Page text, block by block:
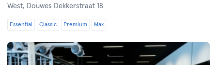
West, Douwes Dekkerstraat 18
Essential Classic Premium Max